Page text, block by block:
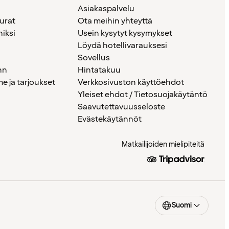
ja tarjoukset
Asiakaspalvelu
Ota meihin yhteyttä
Usein kysytyt kysymykset
Löydä hotellivarauksesi
Sovellus
Hintatakuu
Verkkosivuston käyttöehdot
Yleiset ehdot / Tietosuojakäytäntö
Saavutettavuusseloste
Evästekäytännöt
Matkailijoiden mielipiteitä
Suomi